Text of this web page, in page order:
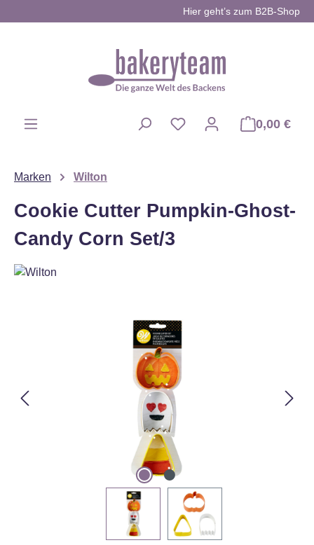
Hier geht’s zum B2B-Shop
0,00 €
Marken Wilton
Cookie Cutter Pumpkin-Ghost-
Candy Corn Set/3